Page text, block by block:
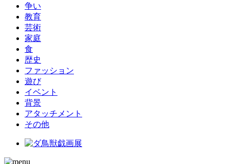
争い
教育
芸術
家庭
食
歴史
ファッション
遊び
イベント
背景
アタッチメント
その他